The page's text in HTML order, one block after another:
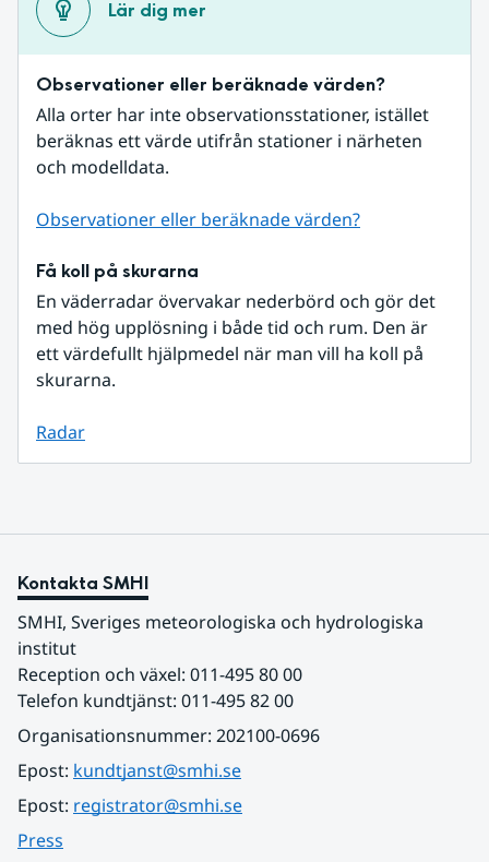
Lär dig mer
Observationer eller beräknade värden?
Alla orter har inte observationsstationer, istället
beräknas ett värde utifrån stationer i närheten
och modelldata.
Observationer eller beräknade värden?
Få koll på skurarna
En väderradar övervakar nederbörd och gör det
med hög upplösning i både tid och rum. Den är
ett värdefullt hjälpmedel när man vill ha koll på
skurarna.
Radar
Kontakta SMHI
SMHI, Sveriges meteorologiska och hydrologiska
institut
Reception och växel: 011-495 80 00
Telefon kundtjänst: 011-495 82 00
Organisationsnummer: 202100-0696
Epost: kundtjanst@smhi.se
Epost: registrator@smhi.se
Press